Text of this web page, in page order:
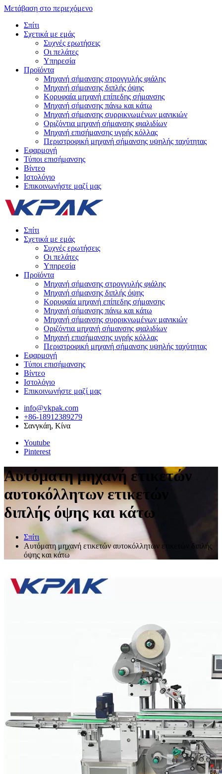
Μετάβαση στο περιεχόμενο
Σπίτι
Σχετικά με εμάς
Συχνές ερωτήσεις
Οι πελάτες
Υπηρεσία
Προϊόντα
Μηχανή σήμανσης στρογγυλής φιάλης
Μηχανή σήμανσης διπλής όψης
Κορυφαία μηχανή επίπεδης σήμανσης
Μηχανή σήμανσης πάνω και κάτω
Μηχανή σήμανσης συρρικνωμένων μανικιών
Οριζόντια μηχανή σήμανσης φιαλιδίων
Μηχανή επισήμανσης υγρής κόλλας
Περιστροφική μηχανή σήμανσης υψηλής ταχύτητας
Εφαρμογή
Τύποι επισήμανσης
Βίντεο
Ιστολόγιο
Επικοινωνήστε μαζί μας
Σπίτι
Σχετικά με εμάς
Συχνές ερωτήσεις
Οι πελάτες
Υπηρεσία
Προϊόντα
Μηχανή σήμανσης στρογγυλής φιάλης
Μηχανή σήμανσης διπλής όψης
Κορυφαία μηχανή επίπεδης σήμανσης
Μηχανή σήμανσης πάνω και κάτω
Μηχανή σήμανσης συρρικνωμένων μανικιών
Οριζόντια μηχανή σήμανσης φιαλιδίων
Μηχανή επισήμανσης υγρής κόλλας
Περιστροφική μηχανή σήμανσης υψηλής ταχύτητας
Εφαρμογή
Τύποι επισήμανσης
Βίντεο
Ιστολόγιο
Επικοινωνήστε μαζί μας
info@vkpak.com
+86-18912389279
Σανγκάη, Κίνα
Youtube
Pinterest
Αυτόματη μηχανή ετικετών
αυτοκόλλητων ετικετών
διπλής όψης και κάτω
Σπίτι
Αυτόματη μηχανή ετικετών αυτοκόλλητων ετικετών διπλής
όψης και κάτω